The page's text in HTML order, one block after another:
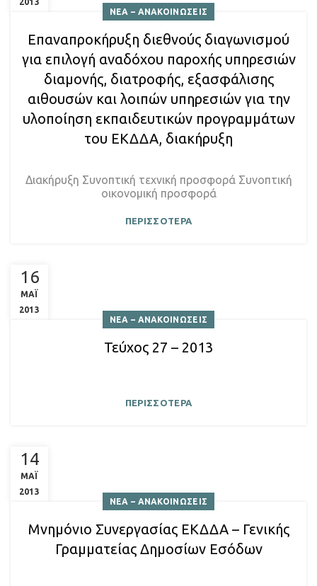
ΝΕΑ – ΑΝΑΚΟΙΝΩΣΕΙΣ
Επαναπροκήρυξη διεθνούς διαγωνισμού
για επιλογή αναδόχου παροχής υπηρεσιών
διαμονής, διατροφής, εξασφάλισης
αιθουσών και λοιπών υπηρεσιών για την
υλοποίηση εκπαιδευτικών προγραμμάτων
του ΕΚΔΔΑ, διακήρυξη
Διακήρυξη Συνοπτική τεχνική προσφορά Συνοπτική
οικονομική προσφορά
ΠΕΡΙΣΣΟΤΕΡΑ
16
ΜΑΪ
2013
ΝΕΑ – ΑΝΑΚΟΙΝΩΣΕΙΣ
Τεύχος 27 – 2013
ΠΕΡΙΣΣΟΤΕΡΑ
14
ΜΑΪ
2013
ΝΕΑ – ΑΝΑΚΟΙΝΩΣΕΙΣ
Μνημόνιο Συνεργασίας ΕΚΔΔΑ – Γενικής
Γραμματείας Δημοσίων Εσόδων